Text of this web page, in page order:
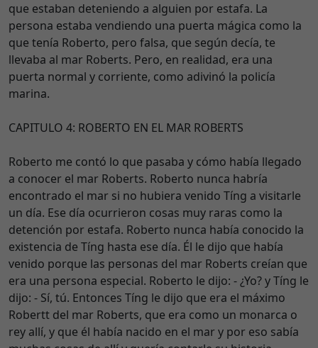
que estaban deteniendo a alguien por estafa. La
persona estaba vendiendo una puerta mágica como la
que tenía Roberto, pero falsa, que según decía, te
llevaba al mar Roberts. Pero, en realidad, era una
puerta normal y corriente, como adivinó la policía
marina.
CAPITULO 4: ROBERTO EN EL MAR ROBERTS
Roberto me contó lo que pasaba y cómo había llegado
a conocer el mar Roberts. Roberto nunca habría
encontrado el mar si no hubiera venido Tíng a visitarle
un día. Ese día ocurrieron cosas muy raras como la
detención por estafa. Roberto nunca había conocido la
existencia de Tíng hasta ese día. Él le dijo que había
venido porque las personas del mar Roberts creían que
era una persona especial. Roberto le dijo: - ¿Yo? y Tíng le
dijo: - Sí, tú. Entonces Tíng le dijo que era el máximo
Robertt del mar Roberts, que era como un monarca o
rey allí, y que él había nacido en el mar y por eso sabía